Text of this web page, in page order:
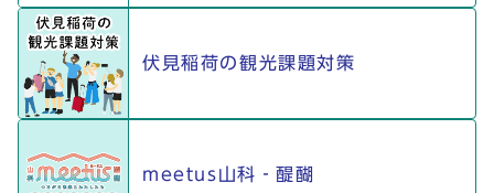
伏見稲荷の観光課題対策
meetus山科‐醍醐